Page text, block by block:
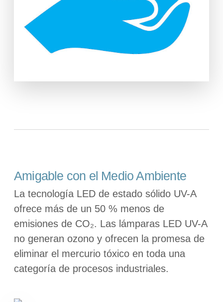
Amigable con el Medio Ambiente
La tecnología LED de estado sólido UV-A
ofrece más de un 50 % menos de
emisiones de CO₂. Las lámparas LED UV-A
no generan ozono y ofrecen la promesa de
eliminar el mercurio tóxico en toda una
categoría de procesos industriales.